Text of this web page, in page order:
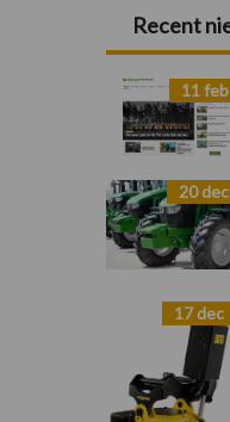
Primaire
Sidebar
Recent
11 feb
20 dec
17 dec